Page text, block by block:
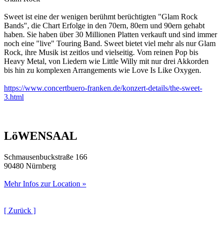
Sweet ist eine der wenigen berühmt berüchtigten "Glam Rock
Bands", die Chart Erfolge in den 70ern, 80ern und 90ern gehabt
haben. Sie haben über 30 Millionen Platten verkauft und sind immer
noch eine "live" Touring Band. Sweet bietet viel mehr als nur Glam
Rock, ihre Musik ist zeitlos und vielseitig. Vom reinen Pop bis
Heavy Metal, von Liedern wie Little Willy mit nur drei Akkorden
bis hin zu komplexen Arrangements wie Love Is Like Oxygen.
https://www.concertbuero-franken.de/konzert-details/the-sweet-
3.html
LöWENSAAL
Schmausenbuckstraße 166
90480 Nürnberg
Mehr Infos zur Location »
[ Zurück ]